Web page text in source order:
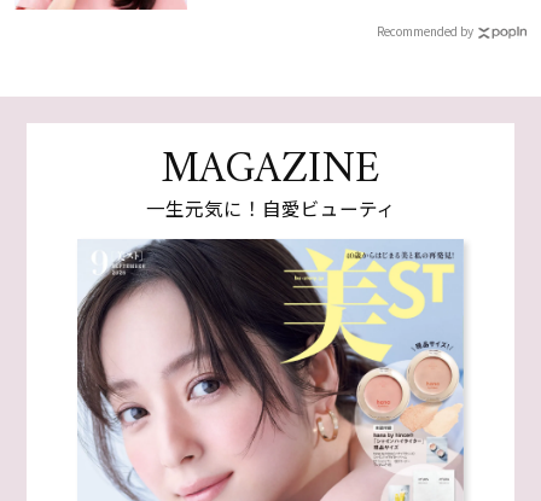
Recommended by
MAGAZINE
一生元気に！自愛ビューティ